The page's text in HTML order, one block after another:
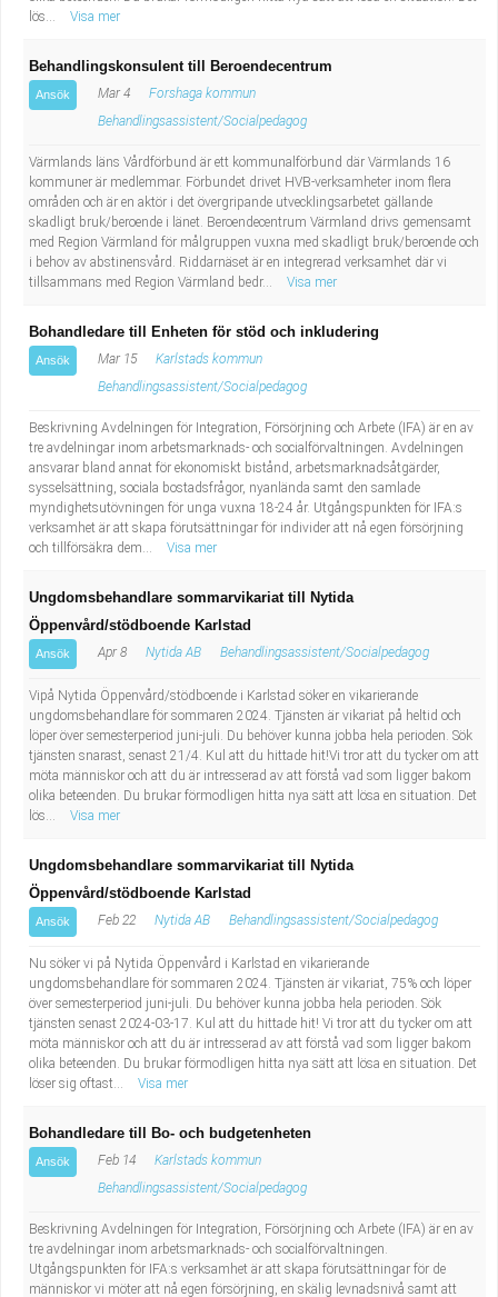
lös...
Visa mer
Behandlingskonsulent till Beroendecentrum
Ansök Mar 4
Forshaga kommun
Behandlingsassistent/Socialpedagog
Värmlands läns Vårdförbund är ett kommunalförbund där Värmlands 16
kommuner är medlemmar. Förbundet drivet HVB-verksamheter inom flera
områden och är en aktör i det övergripande utvecklingsarbetet gällande
skadligt bruk/beroende i länet. Beroendecentrum Värmland drivs gemensamt
med Region Värmland för målgruppen vuxna med skadligt bruk/beroende och
i behov av abstinensvård. Riddarnäset är en integrerad verksamhet där vi
tillsammans med Region Värmland bedr...
Visa mer
Bohandledare till Enheten för stöd och inkludering
Ansök Mar 15
Karlstads kommun
Behandlingsassistent/Socialpedagog
Beskrivning Avdelningen för Integration, Försörjning och Arbete (IFA) är en av
tre avdelningar inom arbetsmarknads- och socialförvaltningen. Avdelningen
ansvarar bland annat för ekonomiskt bistånd, arbetsmarknadsåtgärder,
sysselsättning, sociala bostadsfrågor, nyanlända samt den samlade
myndighetsutövningen för unga vuxna 18-24 år. Utgångspunkten för IFA:s
verksamhet är att skapa förutsättningar för individer att nå egen försörjning
och tillförsäkra dem...
Visa mer
Ungdomsbehandlare sommarvikariat till Nytida
Öppenvård/stödboende Karlstad
Ansök Apr 8 Nytida AB Behandlingsassistent/Socialpedagog
Vipå Nytida Öppenvård/stödboende i Karlstad söker en vikarierande
ungdomsbehandlare för sommaren 2024. Tjänsten är vikariat på heltid och
löper över semesterperiod juni-juli. Du behöver kunna jobba hela perioden. Sök
tjänsten snarast, senast 21/4. Kul att du hittade hit!Vi tror att du tycker om att
möta människor och att du är intresserad av att förstå vad som ligger bakom
olika beteenden. Du brukar förmodligen hitta nya sätt att lösa en situation. Det
lös...
Visa mer
Ungdomsbehandlare sommarvikariat till Nytida
Öppenvård/stödboende Karlstad
Ansök Feb 22 Nytida AB Behandlingsassistent/Socialpedagog
Nu söker vi på Nytida Öppenvård i Karlstad en vikarierande
ungdomsbehandlare för sommaren 2024. Tjänsten är vikariat, 75% och löper
över semesterperiod juni-juli. Du behöver kunna jobba hela perioden. Sök
tjänsten senast 2024-03-17. Kul att du hittade hit! Vi tror att du tycker om att
möta människor och att du är intresserad av att förstå vad som ligger bakom
olika beteenden. Du brukar förmodligen hitta nya sätt att lösa en situation. Det
löser sig oftast...
Visa mer
Bohandledare till Bo- och budgetenheten
Ansök Feb 14
Karlstads kommun
Behandlingsassistent/Socialpedagog
Beskrivning Avdelningen för Integration, Försörjning och Arbete (IFA) är en av
tre avdelningar inom arbetsmarknads- och socialförvaltningen.
Utgångspunkten för IFA:s verksamhet är att skapa förutsättningar för de
människor vi möter att nå egen försörjning, en skälig levnadsnivå samt att